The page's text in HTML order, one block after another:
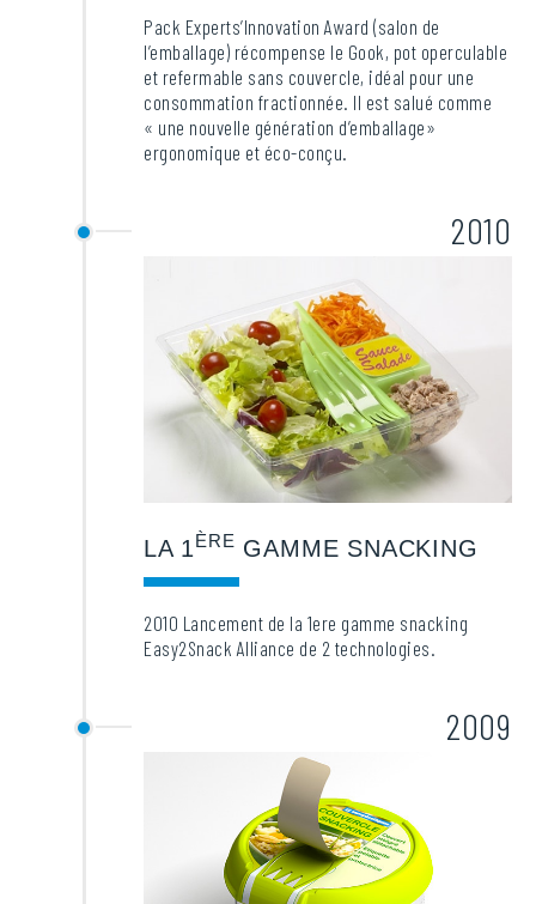
Pack Experts’Innovation Award (salon de
l’emballage) récompense le Gook, pot operculable
et refermable sans couvercle, idéal pour une
consommation fractionnée. Il est salué comme
« une nouvelle génération d’emballage»
ergonomique et éco-conçu.
2010
LA 1ÈRE GAMME SNACKING
2010 Lancement de la 1ere gamme snacking
Easy2Snack Alliance de 2 technologies.
2009